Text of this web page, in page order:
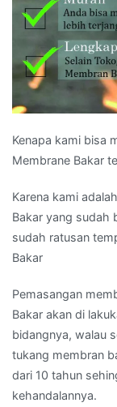
Kenapa kami bisa
Membrane Bakar
Karena kami
Bakar yang sudah
sudah ratusan
Bakar
Pemasangan
Bakar akan di
bidangnya, walau
tukang membran
dari 10 tahun
kehandalannya.